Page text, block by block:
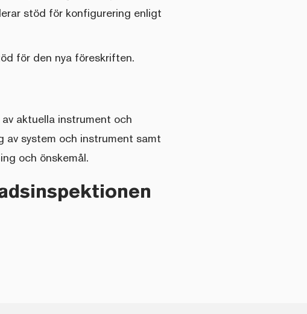
stöd för konfigurering enligt
för den nya föreskriften.
av aktuella instrument och
av system och instrument samt
och önskemål.